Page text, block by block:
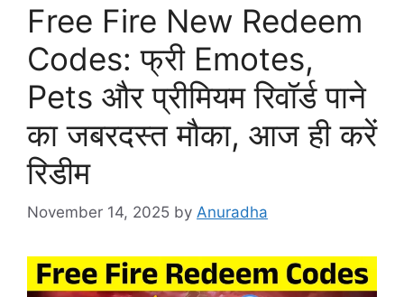
Free Fire New Redeem
Codes: फ्री Emotes,
Pets और प्रीमियम रिवॉर्ड पाने
का जबरदस्त मौका, आज ही करें
रिडीम
November 14, 2025 by Anuradha